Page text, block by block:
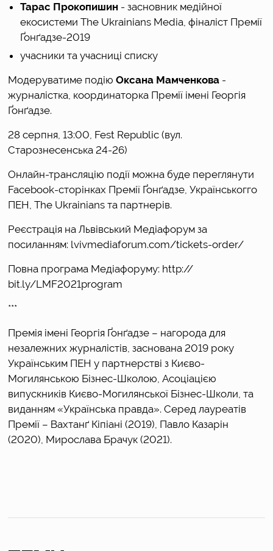
Тарас Прокопишин - засновник медійної
екосистеми The Ukrainians Media, фіналіст Премії
Ґонґадзе-2019
учасники та учасниці списку
Модеруватиме подіюОксана Мамченкова -
журналістка, координаторка Премії імені Георгія
Ґонґадзе.
28 серпня, 13:00, Fest Republic (вул.
Старознесенська 24-26)
Онлайн-трансляцію події можна буде переглянути
Facebook-сторінках Премії Ґонґадзе, Українськогго
ПЕН, The Ukrainians та партнерів.
Реєстрація на Львівський Медіафорум за
посиланням: lvivmediaforum.com/tickets-order/
Повна програма Медіафоруму: http://
bit.ly/LMF2021program
***
Премія імені Георгія Ґонґадзе – нагорода для
незалежних журналістів, заснована 2019 року
Українським ПЕН у партнерстві з Києво-
Могилянською Бізнес-Школою, Асоціацією
випускників Києво-Могилянської Бізнес-Школи, та
виданням «Українська правда». Серед лауреатів
Премії – Вахтанґ Кіпіані (2019), Павло Казарін
(2020), Мирослава Брачук (2021).